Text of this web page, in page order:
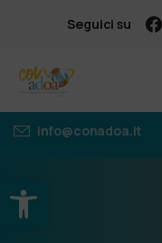
Apri la
Seguici su
info@conadoa.it